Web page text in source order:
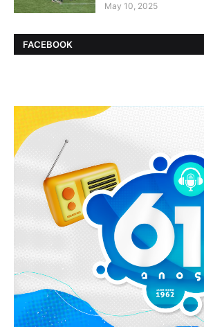
May 10, 2025
FACEBOOK